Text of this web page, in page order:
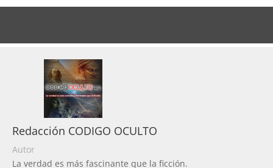
Redacción CODIGO OCULTO
Autor
La verdad es más fascinante que la ficción.